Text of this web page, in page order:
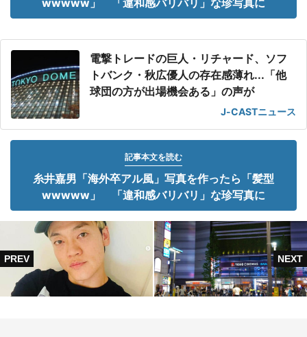
wwwww」 「違和感バリバリ」な珍写真に
電撃トレードの巨人・リチャード、ソフ
トバンク・秋広優人の存在感薄れ...「他
球団の方が出場機会ある」の声が
J-CASTニュース
記事本文を読む
糸井嘉男「海外卒アル風」写真を作ったら「髪型
wwwww」 「違和感バリバリ」な珍写真に